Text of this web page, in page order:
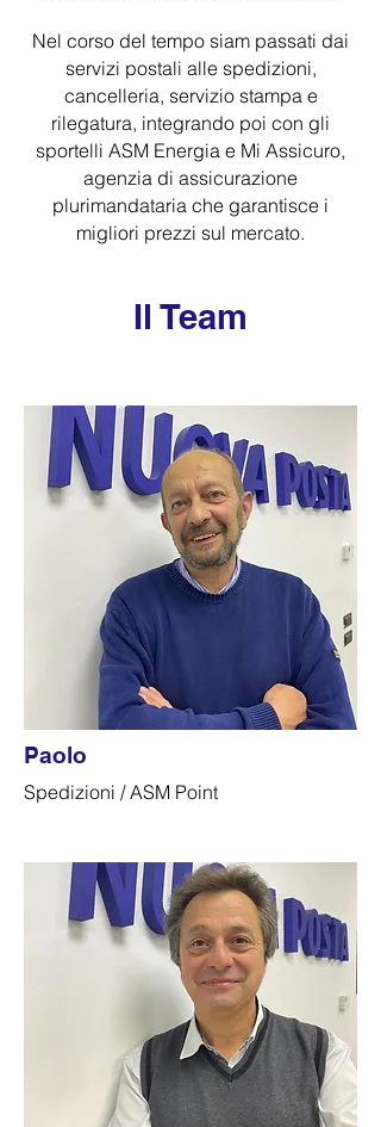
Nel corso del tempo siam passati dai
servizi postali alle spedizioni,
cancelleria, servizio stampa e
rilegatura, integrando poi con gli
sportelli ASM Energia e Mi Assicuro,
agenzia di assicurazione
plurimandataria che garantisce i
migliori prezzi sul mercato.
Il Team
Paolo
Spedizioni / ASM Point